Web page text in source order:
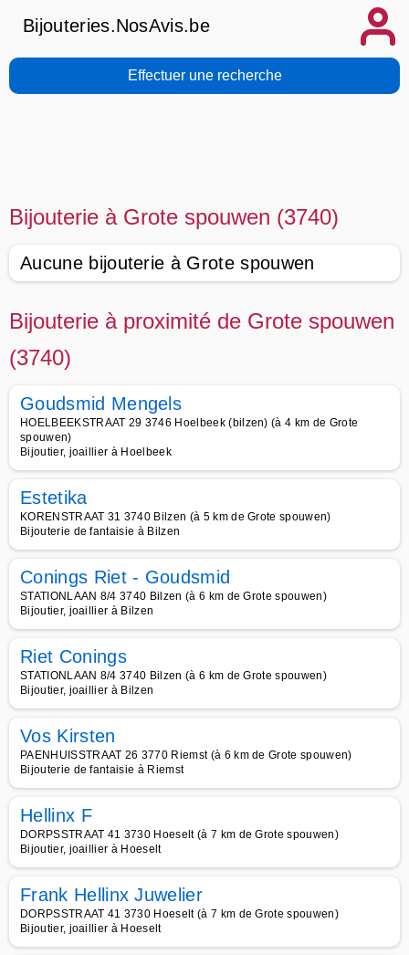
Bijouteries.NosAvis.be
Effectuer une recherche
Bijouterie à Grote spouwen (3740)
Aucune bijouterie à Grote spouwen
Bijouterie à proximité de Grote spouwen
(3740)
Goudsmid Mengels
HOELBEEKSTRAAT 29 3746 Hoelbeek (bilzen) (à 4 km de Grote
spouwen)
Bijoutier, joaillier à Hoelbeek
Estetika
KORENSTRAAT 31 3740 Bilzen (à 5 km de Grote spouwen)
Bijouterie de fantaisie à Bilzen
Conings Riet - Goudsmid
STATIONLAAN 8/4 3740 Bilzen (à 6 km de Grote spouwen)
Bijoutier, joaillier à Bilzen
Riet Conings
STATIONLAAN 8/4 3740 Bilzen (à 6 km de Grote spouwen)
Bijoutier, joaillier à Bilzen
Vos Kirsten
PAENHUISSTRAAT 26 3770 Riemst (à 6 km de Grote spouwen)
Bijouterie de fantaisie à Riemst
Hellinx F
DORPSSTRAAT 41 3730 Hoeselt (à 7 km de Grote spouwen)
Bijoutier, joaillier à Hoeselt
Frank Hellinx Juwelier
DORPSSTRAAT 41 3730 Hoeselt (à 7 km de Grote spouwen)
Bijoutier, joaillier à Hoeselt